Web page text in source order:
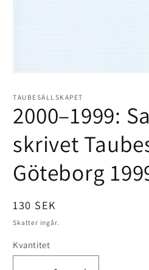
1
modalfönster
TAUBESÄLLSKAPET
2000–1999:
skrivet
Göteborg
Ordinarie
pris
130 SEK
Skatter ingår.
Kvantitet